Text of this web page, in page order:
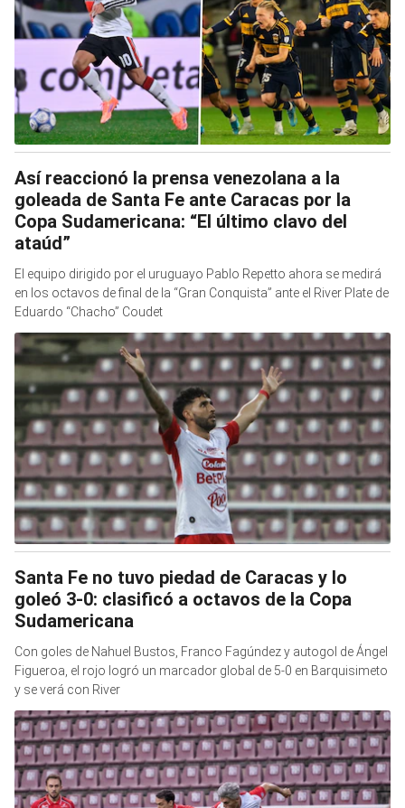
Así reaccionó la prensa venezolana a la
goleada de Santa Fe ante Caracas por la
Copa Sudamericana: “El último clavo del
ataúd”
El equipo dirigido por el uruguayo Pablo Repetto ahora se medirá
en los octavos de final de la “Gran Conquista” ante el River Plate de
Eduardo “Chacho” Coudet
Santa Fe no tuvo piedad de Caracas y lo
goleó 3-0: clasificó a octavos de la Copa
Sudamericana
Con goles de Nahuel Bustos, Franco Fagúndez y autogol de Ángel
Figueroa, el rojo logró un marcador global de 5-0 en Barquisimeto
y se verá con River